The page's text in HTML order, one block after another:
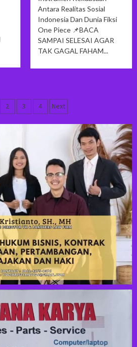
Antara Realitas Sosial
Indonesia Dan Dunia Fiksi
One Piece 📌BACA
SAMPAI SELESAI AGAR
TAK GAGAL FAHAM...
2 3 4 Next